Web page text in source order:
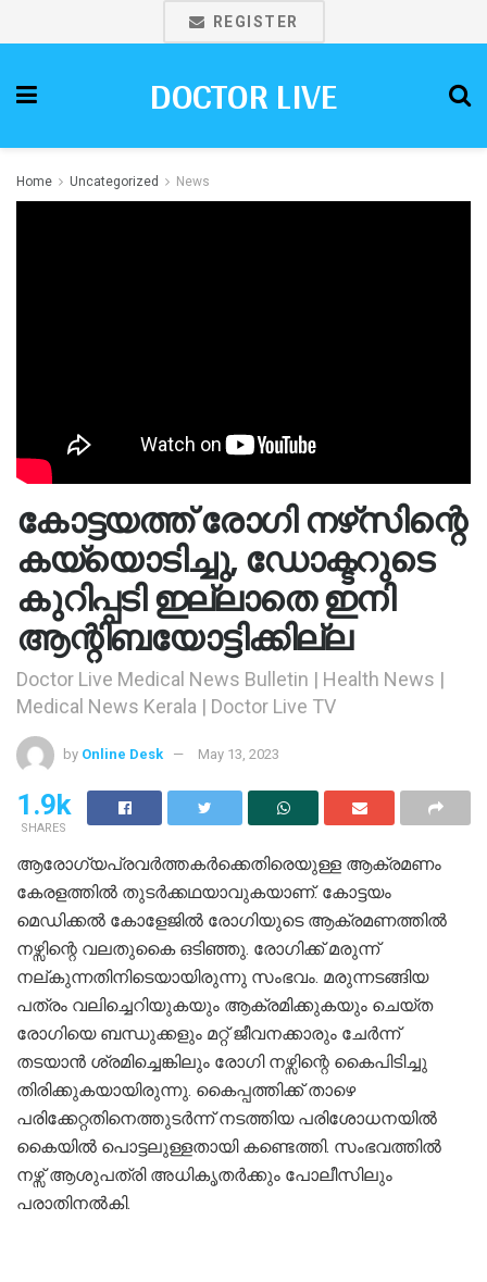
REGISTER
DOCTOR LIVE
Home Uncategorized News
കോട്ടയത്ത് രോഗി നഴ്‌സിന്റെ
കയ്യൊടിച്ചു, ഡോക്ടറുടെ
കുറിപ്പടി ഇല്ലാതെ ഇനി
ആന്റിബയോട്ടിക്കില്ല
Doctor Live Medical News Bulletin | Health News |
Medical News Kerala | Doctor Live TV
by Online Desk May 13, 2023
1.9k
SHARES
ആരോഗ്യപ്രവർത്തകർക്കെതിരെയുള്ള ആക്രമണം
കേരളത്തിൽ തുടർക്കഥയാവുകയാണ്. കോട്ടയം
മെഡിക്കൽ കോളേജിൽ രോഗിയുടെ ആക്രമണത്തിൽ
നഴ്സിന്റെ വലതുകൈ ഒടിഞ്ഞു. രോഗിക്ക് മരുന്ന്
നല്കുന്നതിനിടെയായിരുന്നു സംഭവം. മരുന്നടങ്ങിയ
പത്രം വലിച്ചെറിയുകയും ആക്രമിക്കുകയും ചെയ്ത
രോഗിയെ ബന്ധുക്കളും മറ്റ് ജീവനക്കാരും ചേർന്ന്
തടയാൻ ശ്രമിച്ചെങ്കിലും രോഗി നഴ്സിന്റെ കൈപിടിച്ചു
തിരിക്കുകയായിരുന്നു. കൈപ്പത്തിക്ക് താഴെ
പരിക്കേറ്റതിനെത്തുടർന്ന് നടത്തിയ പരിശോധനയിൽ
കൈയിൽ പൊട്ടലുള്ളതായി കണ്ടെത്തി. സംഭവത്തിൽ
നഴ്സ് ആശുപത്രി അധികൃതർക്കും പോലീസിലും
പരാതിനൽകി.